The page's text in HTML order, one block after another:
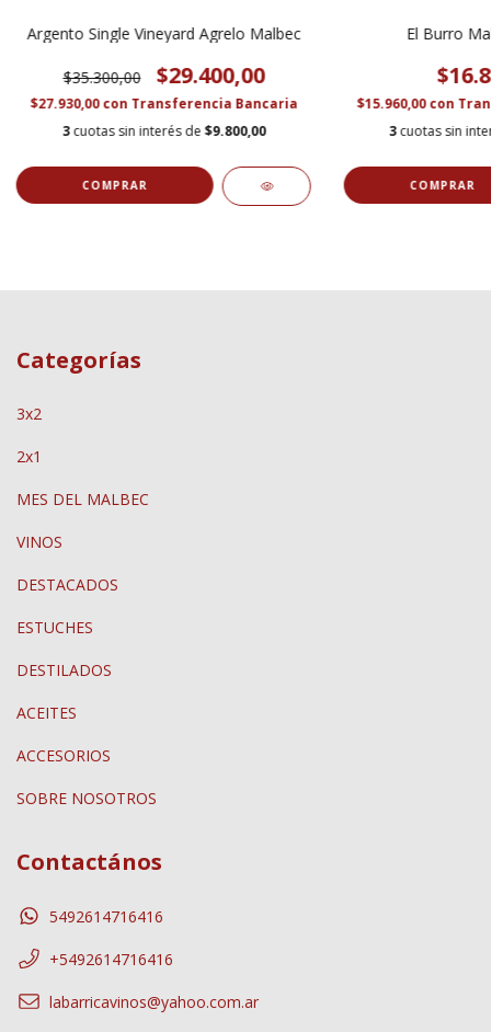
Argento Single Vineyard Agrelo Malbec
$35.300,00 $29.400,00
$27.930,00con Transferencia Bancaria
3 cuotas sin interés de$9.800,00
El Burro
$15.960,00con
3cuotas sin
Categorías
3x2
2x1
MES DEL MALBEC
VINOS
DESTACADOS
ESTUCHES
DESTILADOS
ACEITES
ACCESORIOS
SOBRE NOSOTROS
Contactános
5492614716416
+5492614716416
labarricavinos@yahoo.com.ar